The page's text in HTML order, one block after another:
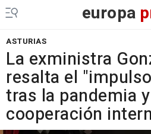
europa
ASTURIAS
La exministra
resalta el
tras la pandemia
cooperación